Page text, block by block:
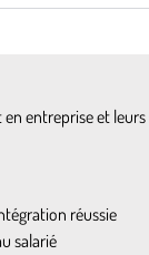
entreprise et
réussie
salarié